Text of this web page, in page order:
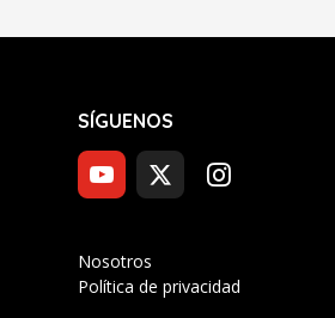
SÍGUENOS
Nosotros
Política de privacidad